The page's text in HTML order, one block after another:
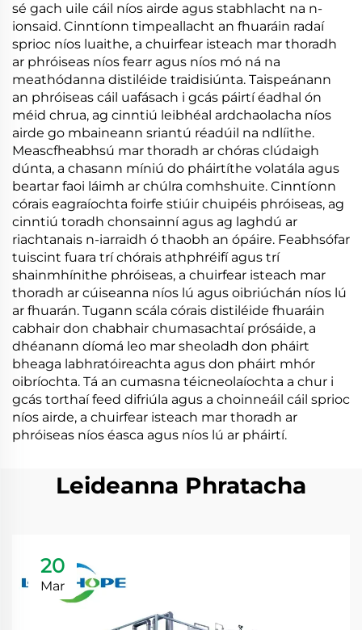
sé gach uile cáil níos airde agus stabhlacht na n-
ionsaid. Cinntíonn timpeallacht an fhuaráin radaí
sprioc níos luaithe, a chuirfear isteach mar thoradh
ar phróiseas níos fearr agus níos mó ná na
meathódanna distiléide traidisiúnta. Taispeánann
an phróiseas cáil uafásach i gcás páirtí éadhal ón
méid chrua, ag cinntiú leibhéal ardchaolacha níos
airde go mbaineann sriantú réadúil na ndlíithe.
Meascfheabhsú mar thoradh ar chóras clúdaigh
dúnta, a chasann míniú do pháirtíthe volatála agus
beartar faoi láimh ar chúlra comhshuite. Cinntíonn
córais eagraíochta foirfe stiúir chuipéis phróiseas, ag
cinntiú toradh chonsainní agus ag laghdú ar
riachtanais n-iarraidh ó thaobh an ópáire. Feabhsófar
tuiscint fuara trí chórais athphréifí agus trí
shainmhínithe phróiseas, a chuirfear isteach mar
thoradh ar cúiseanna níos lú agus oibriúchán níos lú
ar fhuarán. Tugann scála córais distiléide fhuaráin
cabhair don chabhair chumasachtaí prósáide, a
dhéanann díomá leo mar sheoladh don pháirt
bheaga labhratóireachta agus don pháirt mhór
oibríochta. Tá an cumasna téicneolaíochta a chur i
gcás torthaí feed difriúla agus a choinneáil cáil sprioc
níos airde, a chuirfear isteach mar thoradh ar
phróiseas níos éasca agus níos lú ar pháirtí.
Leideanna Phratacha
20
Mar